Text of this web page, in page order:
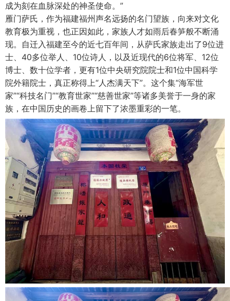
成为刻在血脉深处的神圣使命。”
雁门萨氏，作为福建福州声名远扬的名门望族，向来对文化
教育极为重视，也正因如此，家族人才如雨后春笋般不断涌
现。自迁入福建至今的近七百年间，从萨氏家族走出了9位进
士、40多位举人、10位诗人，以及近现代的6位将军、12位
博士、数十位学者，更有1位中央研究院院士和1位中国科学
院外籍院士，真正称得上“人杰满天下”。这个集“海军世
家”“科技名门”“教育世家”“慈善世家”等诸多美誉于一身的家
族，在中国历史的画卷上留下了浓墨重彩的一笔。